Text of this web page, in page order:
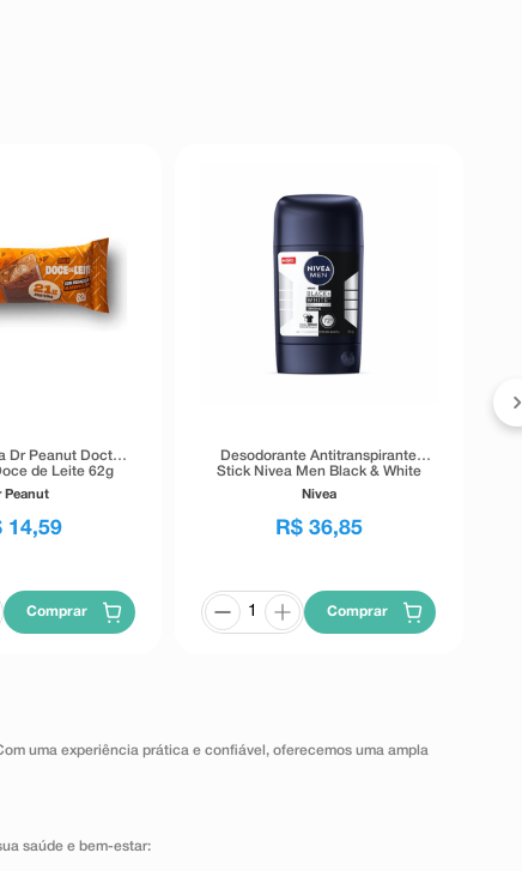
Dr Peanut Doctor
de Leite 62g
Peanut
14,59
Comprar
Desodorante Antitranspirante
Stick Nivea Men Black & White
Invisible 72h 54g
Nivea
R$ 36,85
Comprar
uma experiência prática e confiável, oferecemos uma ampla
saúde e bem-estar: